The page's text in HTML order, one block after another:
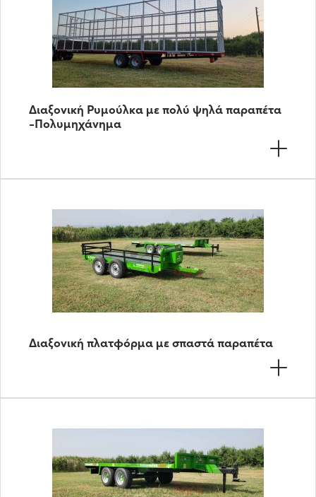
Διαξονική Ρυμούλκα με πολύ ψηλά παραπέτα
-Πολυμηχάνημα
Διαξονική πλατφόρμα με σπαστά παραπέτα